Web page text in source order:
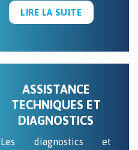
LIRE LA SUITE
ASSISTANCE
TECHNIQUES ET
DIAGNOSTICS
Les diagnostics et